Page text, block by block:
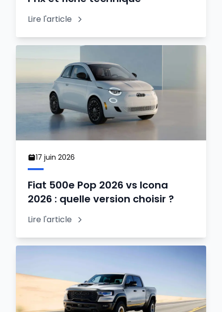
Lire l'article
17 juin 2026
Fiat 500e Pop 2026 vs Icona
2026 : quelle version choisir ?
Lire l'article